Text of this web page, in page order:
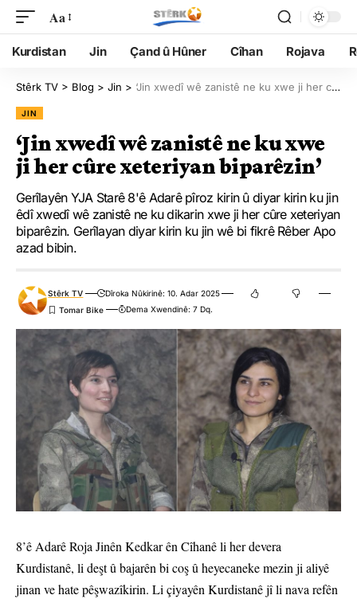
Aa
Kurdistan Jin Çand û Hûner Cîhan Rojava
Stêrk TV > Blog > Jin > ‘Jin xwedî wê zanistê ne ku xwe ji her cûre xeteriyan biparêzin’
JIN
‘Jin xwedî wê zanistê ne ku xwe
ji her cûre xeteriyan biparêzin’
Gerîlayên YJA Starê 8'ê Adarê pîroz kirin û diyar kirin ku jin
êdî xwedî wê zanistê ne ku dikarin xwe ji her cûre xeteriyan
biparêzin. Gerîlayan diyar kirin ku jin wê bi fikrê Rêber Apo
azad bibin.
Stêrk TV
Dîroka Nûkirinê: 10. Adar 2025
Dema Xwendinê: 7 Dq.
8’ê Adarê Roja Jinên Kedkar ên Cîhanê li her devera
Kurdistanê, li deşt û bajarên bi coş û heyecaneke mezin ji aliyê
jinan ve hate pêşwazîkirin. Li çiyayên Kurdistanê jî li nava refên